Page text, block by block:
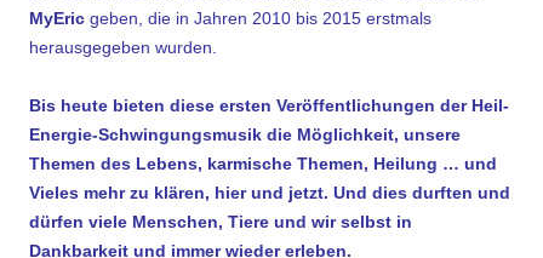
MyEric geben, die in Jahren 2010 bis 2015 erstmals
herausgegeben wurden.
Bis heute bieten diese ersten Veröffentlichungen der Heil-
Energie-Schwingungsmusik die Möglichkeit, unsere
Themen des Lebens, karmische Themen, Heilung … und
Vieles mehr zu klären, hier und jetzt. Und dies durften und
dürfen viele Menschen, Tiere und wir selbst in
Dankbarkeit und immer wieder erleben.